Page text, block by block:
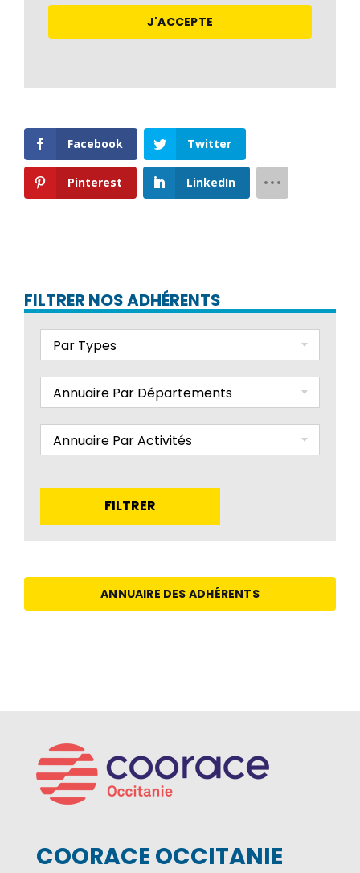
J'ACCEPTE
Facebook Twitter
Pinterest LinkedIn
FILTRER NOS ADHÉRENTS
Par Types
Annuaire Par Départements
Annuaire Par Activités
FILTRER
ANNUAIRE DES ADHÉRENTS
COORACE OCCITANIE